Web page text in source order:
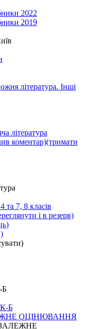
2022
2019
література. Інші
література
коментар)(тримати
та 7, 8 класів
і в резерв)
Б
ОЦІНЮВАННЯ